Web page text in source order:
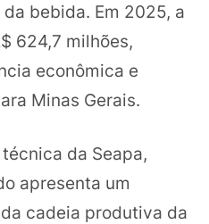
bebida. Em 2025, a
624,7 milhões,
econômica e
Minas Gerais.
da Seapa,
apresenta um
cadeia produtiva da